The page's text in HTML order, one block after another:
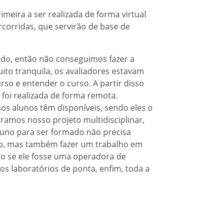
a ser realizada de forma virtual
que servirão de base de
então não conseguimos fazer a
tranquila, os avaliadores estavam
e entender o curso. A partir disso
realizada de forma remota.
alunos têm disponíveis, sendo eles o
nosso projeto multidisciplinar,
para ser formado não precisa
mas também fazer um trabalho em
se ele fosse uma operadora de
laboratórios de ponta, enfim, toda a